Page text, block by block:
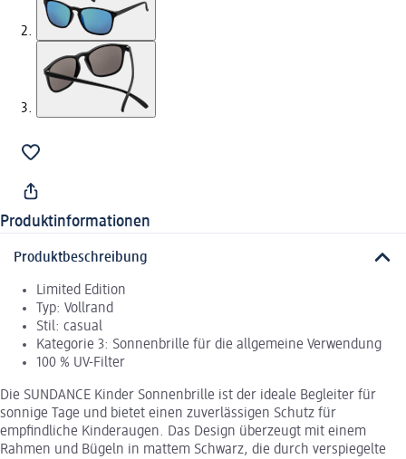
Produktinformationen
Produktbeschreibung
Limited Edition
Typ: Vollrand
Stil: casual
Kategorie 3: Sonnenbrille für die allgemeine Verwendung
100 % UV-Filter
Die SUNDANCE Kinder Sonnenbrille ist der ideale Begleiter für
sonnige Tage und bietet einen zuverlässigen Schutz für
empfindliche Kinderaugen. Das Design überzeugt mit einem
Rahmen und Bügeln in mattem Schwarz, die durch verspiegelte